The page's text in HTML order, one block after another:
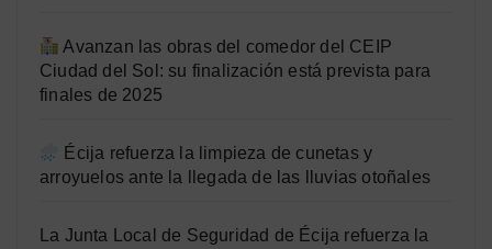
Avanzan las obras del comedor del CEIP
Ciudad del Sol: su finalización está prevista para
finales de 2025
Écija refuerza la limpieza de cunetas y
arroyuelos ante la llegada de las lluvias otoñales
La Junta Local de Seguridad de Écija refuerza la